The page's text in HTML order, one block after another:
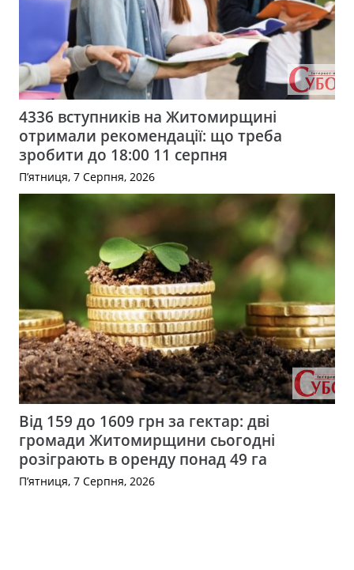
4336 вступників на Житомирщині
отримали рекомендації: що треба
зробити до 18:00 11 серпня
П’ятниця, 7 Серпня, 2026
Від 159 до 1609 грн за гектар: дві
громади Житомирщини сьогодні
розіграють в оренду понад 49 га
П’ятниця, 7 Серпня, 2026